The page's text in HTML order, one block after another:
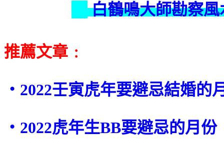
白鶴鳴大師勘察風
推薦文章﹕
‧2022壬寅虎年要避忌結婚的
‧2022虎年生BB要避忌的月份